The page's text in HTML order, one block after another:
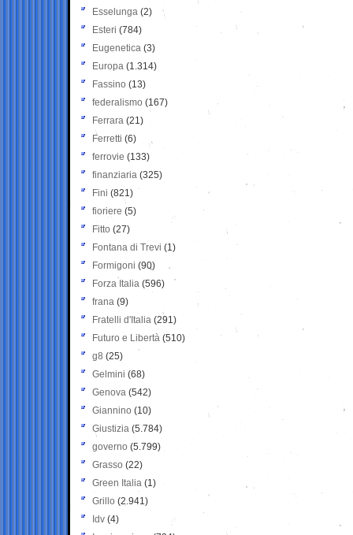
Esselunga (2)
Esteri (784)
Eugenetica (3)
Europa (1.314)
Fassino (13)
federalismo (167)
Ferrara (21)
Ferretti (6)
ferrovie (133)
finanziaria (325)
Fini (821)
fioriere (5)
Fitto (27)
Fontana di Trevi (1)
Formigoni (90)
Forza Italia (596)
frana (9)
Fratelli d'Italia (291)
Futuro e Libertà (510)
g8 (25)
Gelmini (68)
Genova (542)
Giannino (10)
Giustizia (5.784)
governo (5.799)
Grasso (22)
Green Italia (1)
Grillo (2.941)
Idv (4)